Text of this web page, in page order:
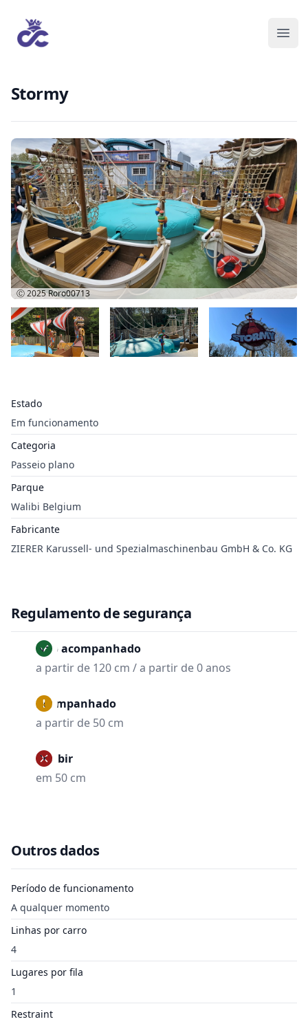
Stormy
Estado
Em funcionamento
Categoria
Passeio plano
Parque
Walibi Belgium
Fabricante
ZIERER Karussell- und Spezialmaschinenbau GmbH & Co. KG
Ⓒ 2025Roro00713
Regulamento de segurança
Não acompanhado
a partir de 120 cm / a partir de 0 anos
Acompanhado
a partir de 50 cm
Proibir
em 50 cm
Outros dados
Período de funcionamento
A qualquer momento
Linhas por carro
4
Lugares por fila
1
Restraint